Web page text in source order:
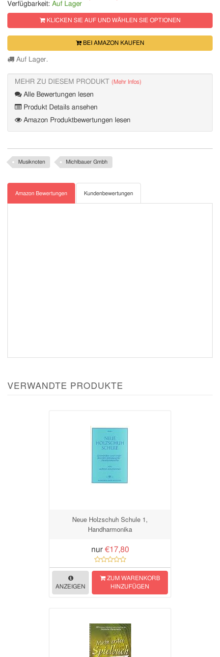
Verfügbarkeit: Auf Lager
KLICKEN SIE AUF UND WÄHLEN SIE OPTIONEN
BEI AMAZON KAUFEN
Auf Lager.
MEHR ZU DIESEM PRODUKT (Mehr Infos)
Alle Bewertungen lesen
Produkt Details ansehen
Amazon Produktbewertungen lesen
Musiknoten Michlbauer Gmbh
Amazon Bewertungen Kundenbewertungen
VERWANDTE PRODUKTE
Neue Holzschuh Schule 1,
Handharmonika
nur €17,80
ANZEIGEN
ZUM WARENKORB
HINZUFÜGEN